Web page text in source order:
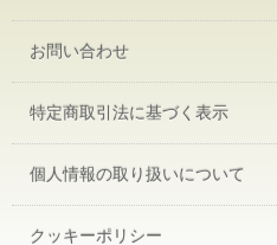
お問い合わせ
特定商取引法に基づく表示
個人情報の取り扱いについて
クッキーポリシー